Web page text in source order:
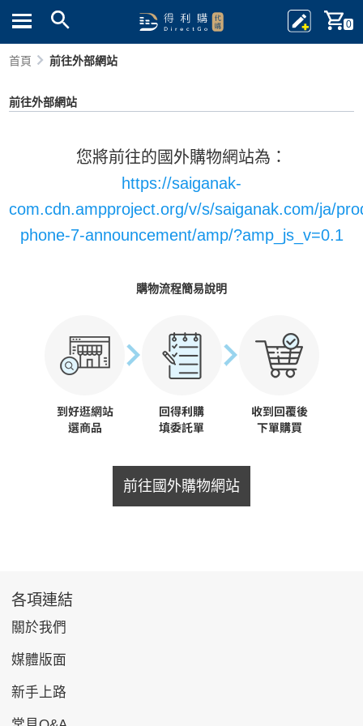
0
首頁 前往外部網站
前往外部網站
您將前往的國外購物網站為：
https://saiganak-
com.cdn.ampproject.org/v/s/saiganak.com/ja/
phone-7-announcement/amp/?amp_js_v=0.1
購物流程簡易說明
前往國外購物網站
各項連結
關於我們
媒體版面
新手上路